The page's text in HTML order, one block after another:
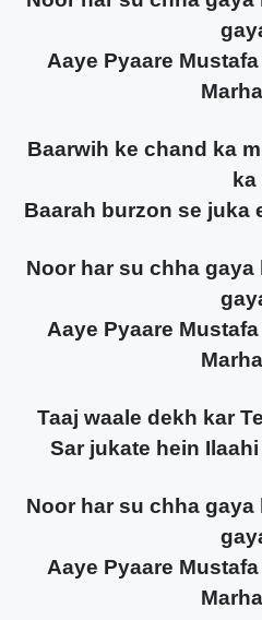
Aaye Pyaare
Baarwih ke chand ka
ka
Baarah burzon se juka
Noor har su chha
Aaye Pyaare
Taaj waale dekh kar
Sar jukate hein
Noor har su chha
Aaye Pyaare